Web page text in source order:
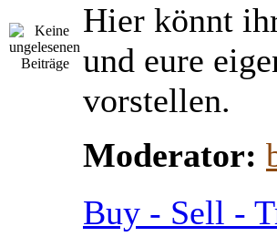
Hier könnt
und eure
vorstellen.
Moderator:
Buy - Sell -